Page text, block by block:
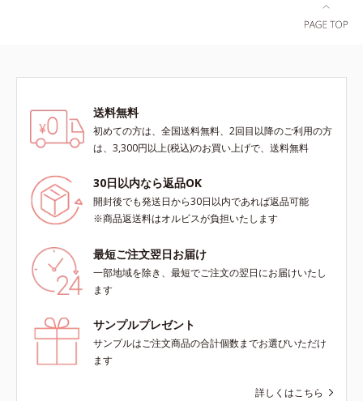
送料無料
初めての方は、全国送料無料、2回目以降のご利用の方
は、3,300円以上(税込)のお買い上げで、送料無料
30日以内なら返品OK
開封後でも発送日から30日以内であれば返品可能
※商品返送料はオルビスが負担いたします
最短ご注文翌日お届け
一部地域を除き、最短でご注文の翌日にお届けいたし
ます
サンプルプレゼント
サンプルはご注文商品の合計個数までお選びいただけ
ます
詳しくはこちら